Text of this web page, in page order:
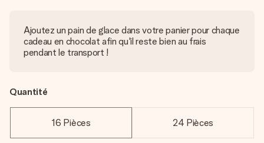
Ajoutez un pain de glace dans votre panier pour chaque
cadeau en chocolat afin qu'il reste bien au frais
pendant le transport !
Quantité
16 Pièces 24 Pièces